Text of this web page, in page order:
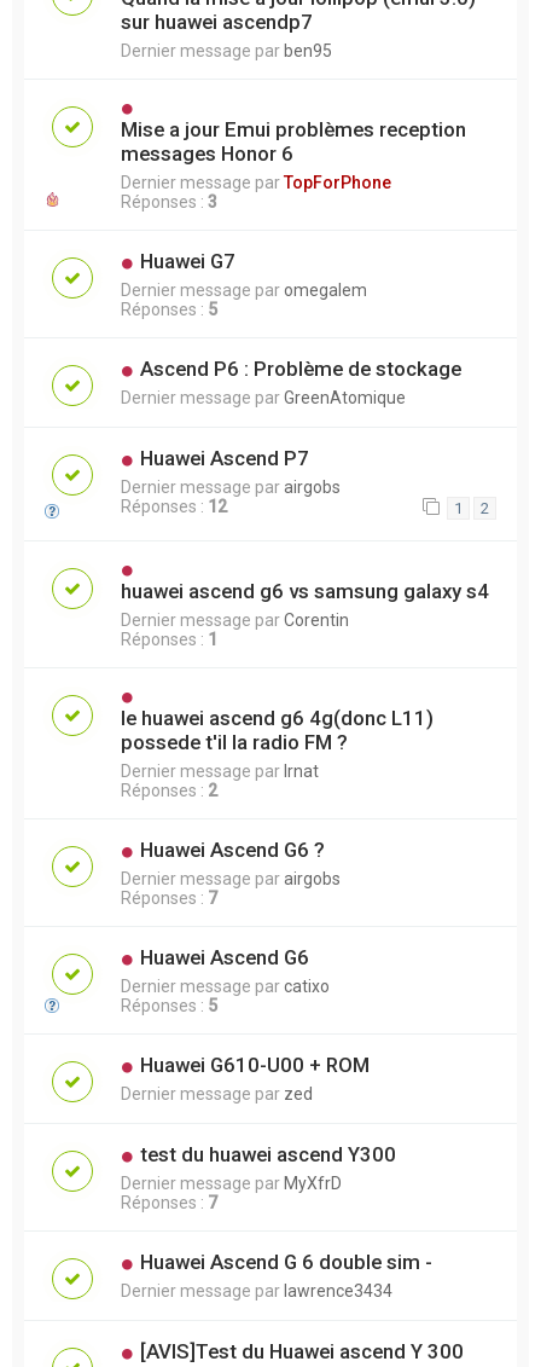
sur huawei ascendp7
Dernier message parben95
Mise a jour Emui problèmes reception
messages Honor 6
Dernier message parTopForPhone
Réponses : 3
Huawei G7
Dernier message paromegalem
Réponses : 5
Ascend P6 : Problème de stockage
Dernier message parGreenAtomique
Huawei Ascend P7
Dernier message parairgobs
Réponses : 12 1 2
huawei ascend g6 vs samsung galaxy s4
Dernier message parCorentin
Réponses : 1
le huawei ascend g6 4g(donc L11)
possede t'il la radio FM ?
Dernier message par lrnat
Réponses : 2
Huawei Ascend G6 ?
Dernier message parairgobs
Réponses : 7
Huawei Ascend G6
Dernier message parcatixo
Réponses : 5
Huawei G610-U00 + ROM
Dernier message par zed
test du huawei ascend Y300
Dernier message par MyXfrD
Réponses : 7
Huawei Ascend G 6 double sim -
Dernier message par lawrence3434
[AVIS]Test du Huawei ascend Y 300